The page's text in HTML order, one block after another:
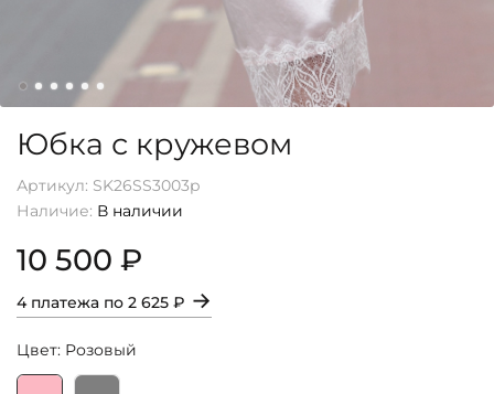
Юбка с кружевом
Артикул: SK26SS3003p
Наличие: В наличии
10 500 ₽
4 платежа по 2 625 ₽ →
Цвет: Розовый